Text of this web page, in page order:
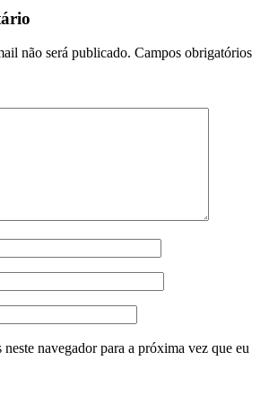
não será publicado. Campos obrigatórios
neste navegador para a próxima vez que eu